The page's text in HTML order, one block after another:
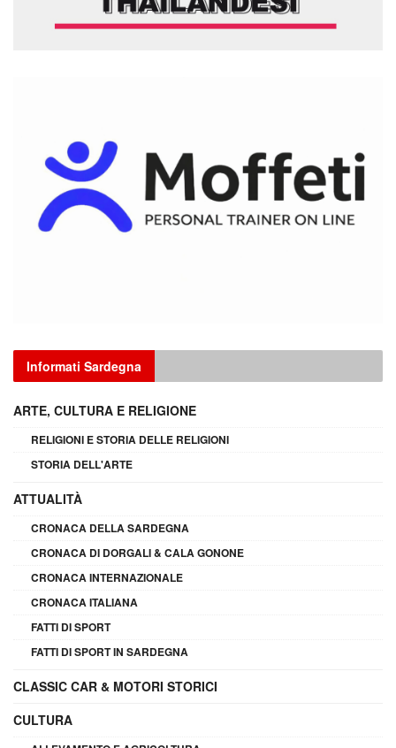
Informati Sardegna
ARTE, CULTURA E RELIGIONE
RELIGIONI E STORIA DELLE RELIGIONI
STORIA DELL'ARTE
ATTUALITÀ
CRONACA DELLA SARDEGNA
CRONACA DI DORGALI & CALA GONONE
CRONACA INTERNAZIONALE
CRONACA ITALIANA
FATTI DI SPORT
FATTI DI SPORT IN SARDEGNA
CLASSIC CAR & MOTORI STORICI
CULTURA